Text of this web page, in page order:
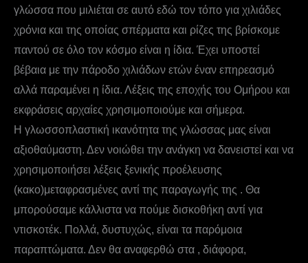
γλώσσα που μιλιέται σε αυτό εδώ τον τόπο για χιλιάδες
χρόνια και της οποίας σπέρματα και ρίζες της βρίσκομε
παντού σε όλο τον κόσμο είναι η ίδια. Έχει υποστεί
βέβαια με την πάροδο χιλιάδων ετών έναν επηρεασμό
αλλά παραμένει η ίδια. Λέξεις της εποχής του Ομήρου και
εκφράσεις αρχαίες χρησιμοποιούμε και σήμερα.
Η γλωσσοπλαστική ικανότητα της γλώσσας μας είναι
αξιοθαύμαστη. Δεν νοιώθει την ανάγκη να δανειστεί και να
χρησιμοποιήσει λέξεις ξενικής προέλευσης
(κακο)μεταφρασμένες αντί της παραγωγής της . Θα
μπορούσαμε κάλλιστα να πούμε δισκοθήκη αντί για
ντισκοτέκ. Πολλά, δυστυχώς, είναι τα παρόμοια
παραπτώματα. Δεν θα αναφερθώ στα , διάφορα,